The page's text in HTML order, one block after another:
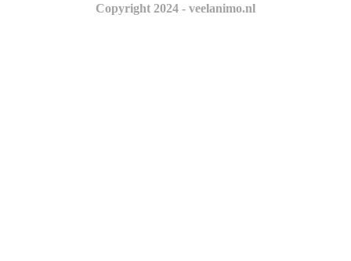
Copyright 2024 - veelanimo.nl